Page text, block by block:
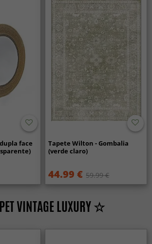
face
Tapete Wilton - Gombalia
(verde claro)
44.99 € 59.99 €
VINTAGE LUXURY ☆